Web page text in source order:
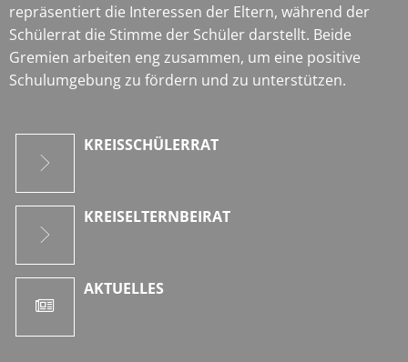
repräsentiert die Interessen der Eltern, während der
Schülerrat die Stimme der Schüler darstellt. Beide
Gremien arbeiten eng zusammen, um eine positive
Schulumgebung zu fördern und zu unterstützen.
KREISSCHÜLERRAT
KREISELTERNBEIRAT
AKTUELLES